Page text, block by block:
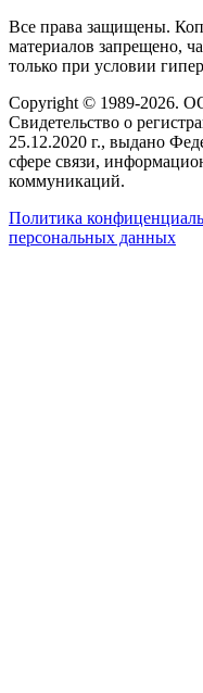
Все права защищены.
материалов запрещено,
только при условии
Copyright © 1989-2026.
Свидетельство о
25.12.2020 г., выдано
сфере связи,
коммуникаций.
Политика
персональных данных